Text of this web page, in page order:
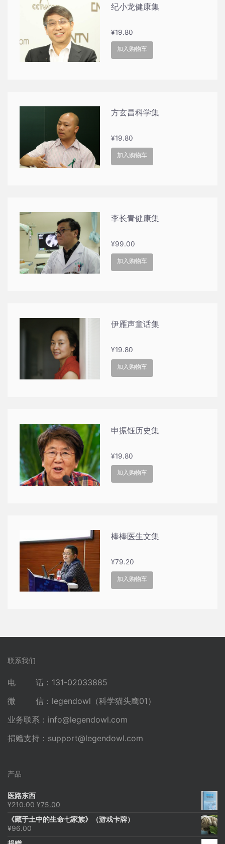
纪小龙健康集
¥19.80
加入购物车
方玄昌科学集
¥19.80
加入购物车
李长青健康集
¥99.00
加入购物车
伊雁声童话集
¥19.80
加入购物车
申振钰历史集
¥19.80
加入购物车
棒棒医生文集
¥79.20
加入购物车
联系我们
电 话：131-02033885
微 信：legendowl（科学猫头鹰01）
业务联系： info@legendowl.com
捐赠支持： support@legendowl.com
产品
医路东西
¥210.00 原
为：
¥75.00
价
《藏于土中的生命七家族》（游戏卡牌）
¥96.00